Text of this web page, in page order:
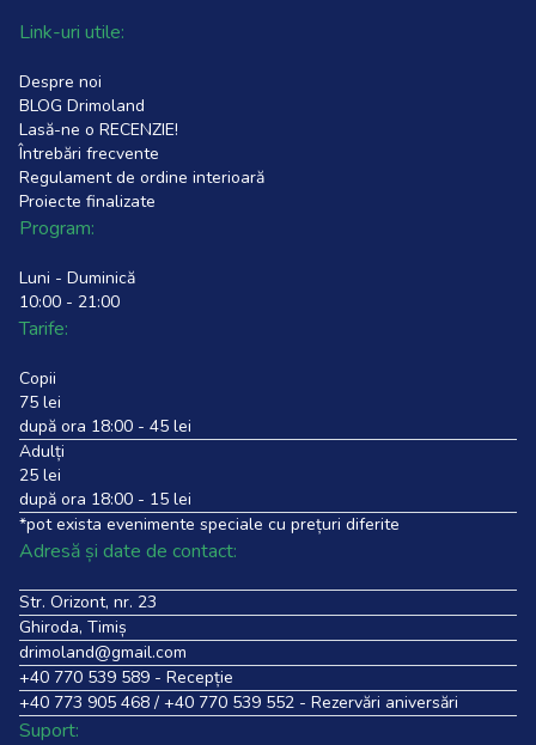
Link-uri utile:
Despre noi
BLOG Drimoland
Lasă-ne o RECENZIE!
Întrebări frecvente
Regulament de ordine interioară
Proiecte finalizate
Program:
Luni - Duminică
10:00 - 21:00
Tarife:
Copii
75 lei
după ora 18:00 - 45 lei
Adulți
25 lei
după ora 18:00 - 15 lei
*pot exista evenimente speciale cu prețuri diferite
Adresă și date de contact:
Str. Orizont, nr. 23
Ghiroda, Timiș
drimoland@gmail.com
+40 770 539 589 - Recepție
+40 773 905 468 / +40 770 539 552 - Rezervări aniversări
Suport: